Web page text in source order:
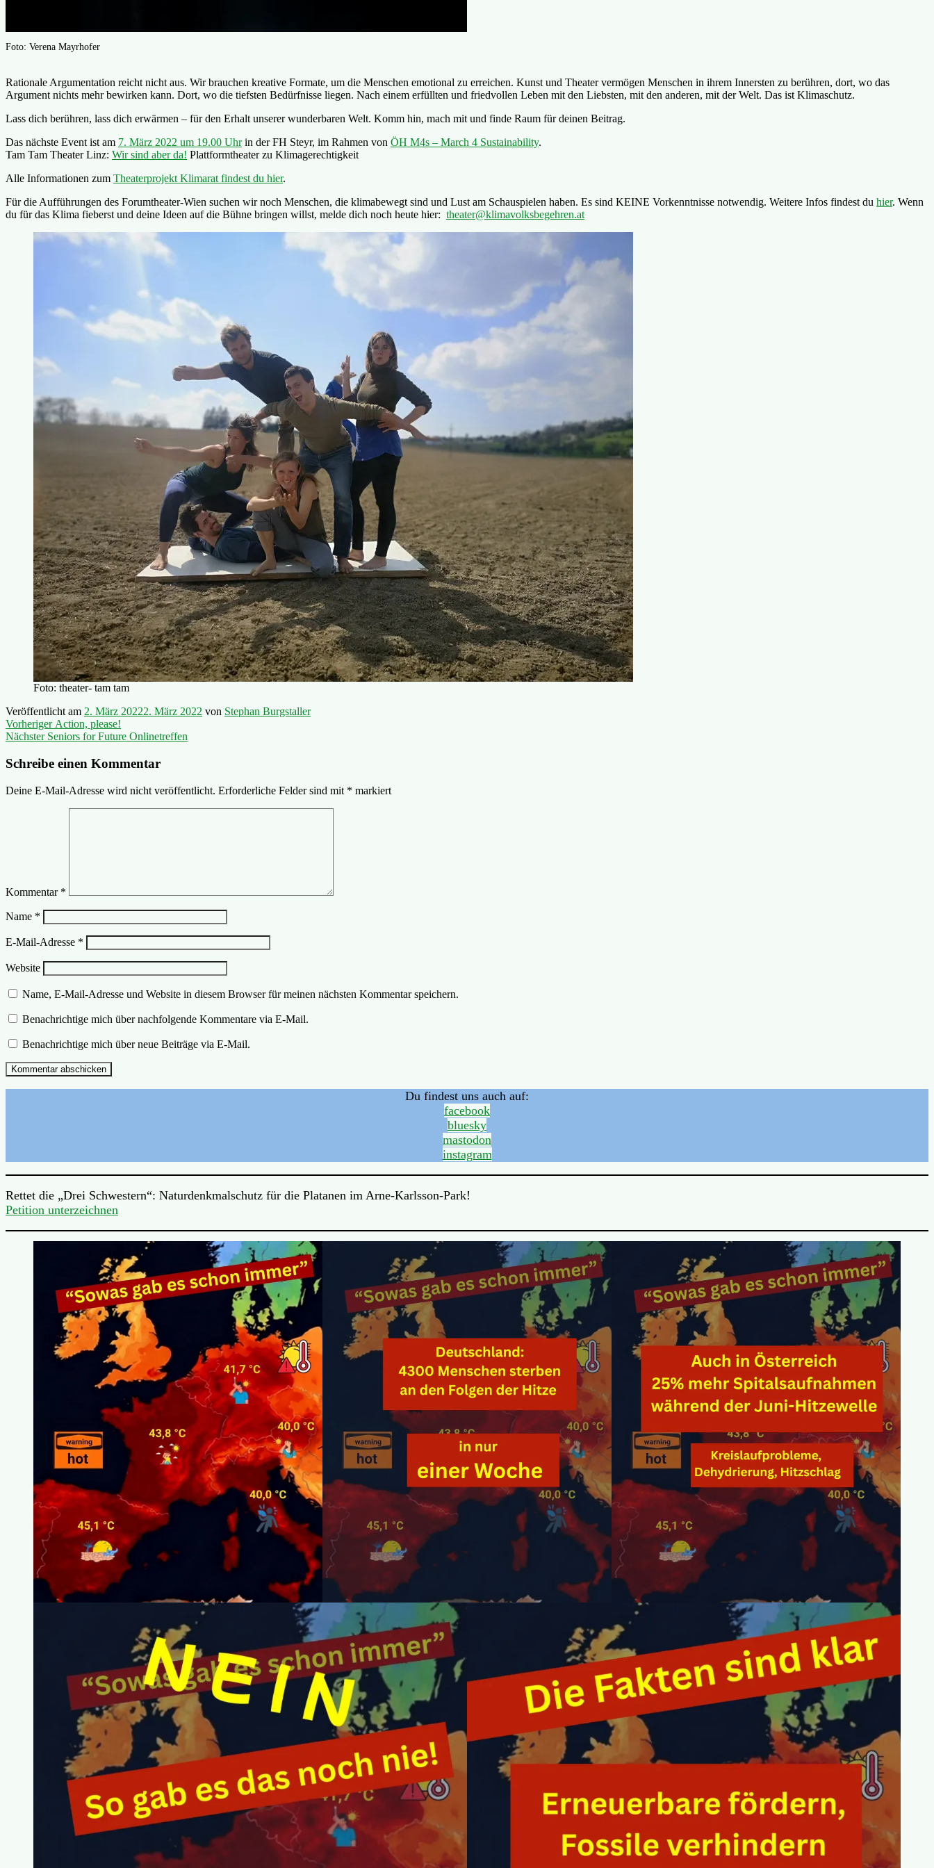
Foto: Verena Mayrhofer
Rationale Argumentation reicht nicht aus. Wir brauchen kreative Formate, um die Menschen emotional zu erreichen. Kunst und Theater vermögen Menschen in ihrem Innersten zu berühren, dort, wo das
Argument nichts mehr bewirken kann. Dort, wo die tiefsten Bedürfnisse liegen. Nach einem erfüllten und friedvollen Leben mit den Liebsten, mit den anderen, mit der Welt. Das ist Klimaschutz.
Lass dich berühren, lass dich erwärmen – für den Erhalt unserer wunderbaren Welt. Komm hin, mach mit und finde Raum für deinen Beitrag.
Das nächste Event ist am 7. März 2022 um 19.00 Uhrin der FH Steyr, im Rahmen von ÖH M4s – March 4 Sustainability.
Tam Tam Theater Linz: Wir sind aber da! Plattformtheater zu Klimagerechtigkeit
Alle Informationen zum Theaterprojekt Klimarat findest du hier.
Für die Aufführungen des Forumtheater-Wien suchen wir noch Menschen, die klimabewegt sind und Lust am Schauspielen haben. Es sind KEINE Vorkenntnisse notwendig. Weitere Infos findest du hier. Wenn
du für das Klima fieberst und deine Ideen auf die Bühne bringen willst, melde dich noch heute hier: theater@klimavolksbegehren.at
Foto: theater- tam tam
Veröffentlicht am 2. März 20222. März 2022 von Stephan Burgstaller
Beitragsnavigation
Vorheriger Vorheriger
Beitrag:
Action, please!
Nächster Nächster
Seniors for Future Onlinetreffen
Schreibe einen Kommentar
Deine E-Mail-Adresse wird nicht veröffentlicht. Erforderliche Felder sind mit * markiert
Kommentar *
Name *
E-Mail-Adresse *
Website
Name, E-Mail-Adresse und Website in diesem Browser für meinen nächsten Kommentar speichern.
Benachrichtige mich über nachfolgende Kommentare via E-Mail.
Benachrichtige mich über neue Beiträge via E-Mail.
Du findest uns auch auf:
facebook
bluesky
mastodon
instagram
Rettet die „Drei Schwestern“: Naturdenkmalschutz für die Platanen im Arne-Karlsson-Park!
Petition unterzeichnen